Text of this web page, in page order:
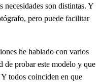
necesidades son distintas. Y
pero puede facilitar
he hablado con varios
de probar este modelo y que
todos coinciden en que